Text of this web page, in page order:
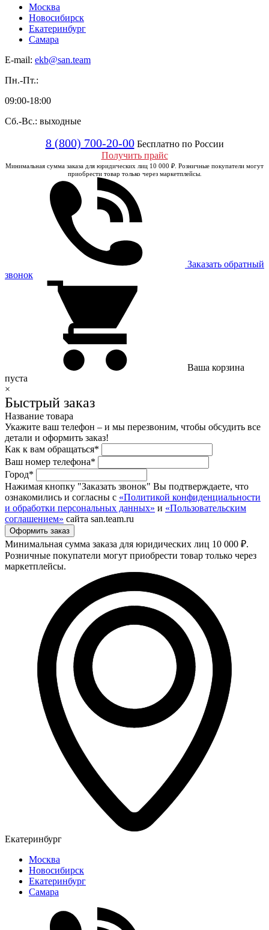
Москва
Новосибирск
Екатеринбург
Самара
E-mail: ekb@san.team
Пн.-Пт.:
09:00-18:00
Сб.-Вс.: выходные
8 (800) 700-20-00 Бесплатно по России
Получить прайс
Минимальная сумма заказа для юридических лиц 10 000 ₽. Розничные покупатели могут
приобрести товар только через маркетплейсы.
Заказать обратный
звонок
Ваша корзина
пуста
×
Быстрый заказ
Название товара
Укажите ваш телефон – и мы перезвоним, чтобы обсудить все
детали и оформить заказ!
Как к вам обращаться*
Ваш номер телефона*
Город*
Нажимая кнопку "Заказать звонок" Вы подтверждаете, что
ознакомились и согласны с «Политикой конфиденциальности
и обработки персональных данных» и «Пользовательским
соглашением» сайта san.team.ru
Минимальная сумма заказа для юридических лиц 10 000 ₽.
Розничные покупатели могут приобрести товар только через
маркетплейсы.
Екатеринбург
Москва
Новосибирск
Екатеринбург
Самара